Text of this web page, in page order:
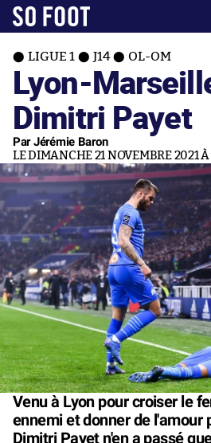
LIGUE 1 J14 OL-OM
Lyon-
Dimitri Payet
Par Jérémie Baron
LE DIMANCHE 21 NOVEMBRE 2021 À
Venu à Lyon pour croiser le
ennemi et donner de l'amour
Dimitri Payet n'en a passé